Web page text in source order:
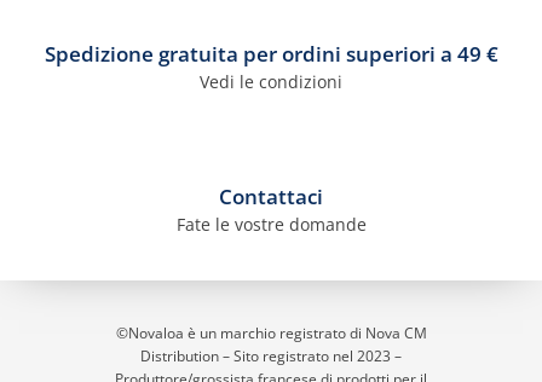
Spedizione gratuita per ordini superiori a 49 €
Vedi le condizioni
Contattaci
Fate le vostre domande
©Novaloa è un marchio registrato di Nova CM
Distribution – Sito registrato nel 2023 –